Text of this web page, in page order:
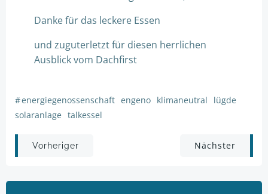
Danke für das leckere Essen
und zuguterletzt für diesen herrlichen
Ausblick vom Dachfirst
#energiegenossenschaft engeno klimaneutral
lügde
solaranlage talkessel
Post
navigation
Vorheriger
navigation
Nächster
Suchen